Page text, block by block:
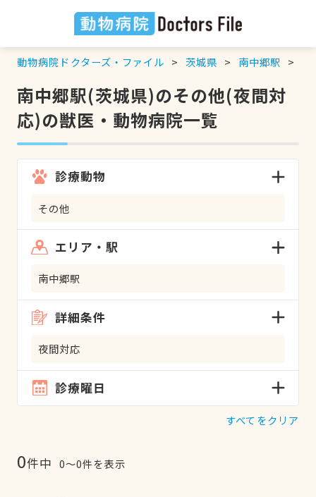
動物病院ドクターズ・ファイル 茨城県 南中郷駅
南中郷駅(茨城県)のその他(夜間対
応)の獣医・動物病院一覧
診療動物
その他
エリア・駅
南中郷駅
詳細条件
夜間対応
診療曜日
すべてをクリア
0件中 0〜0件を表示